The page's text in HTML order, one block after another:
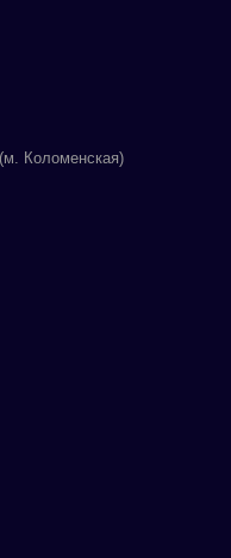
Коломенская)